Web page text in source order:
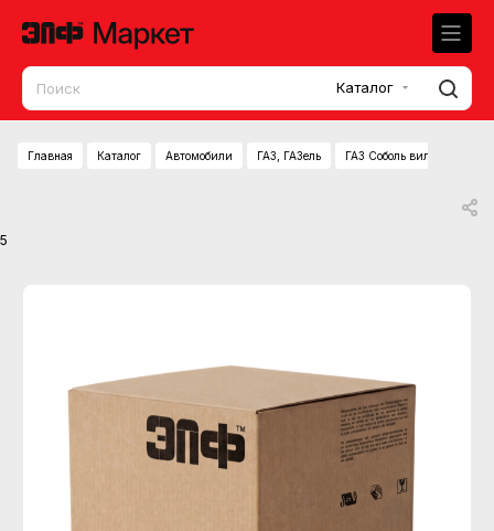
Каталог
Главная Каталог Автомобили ГАЗ, ГАЗель ГАЗ Соболь вилка
5